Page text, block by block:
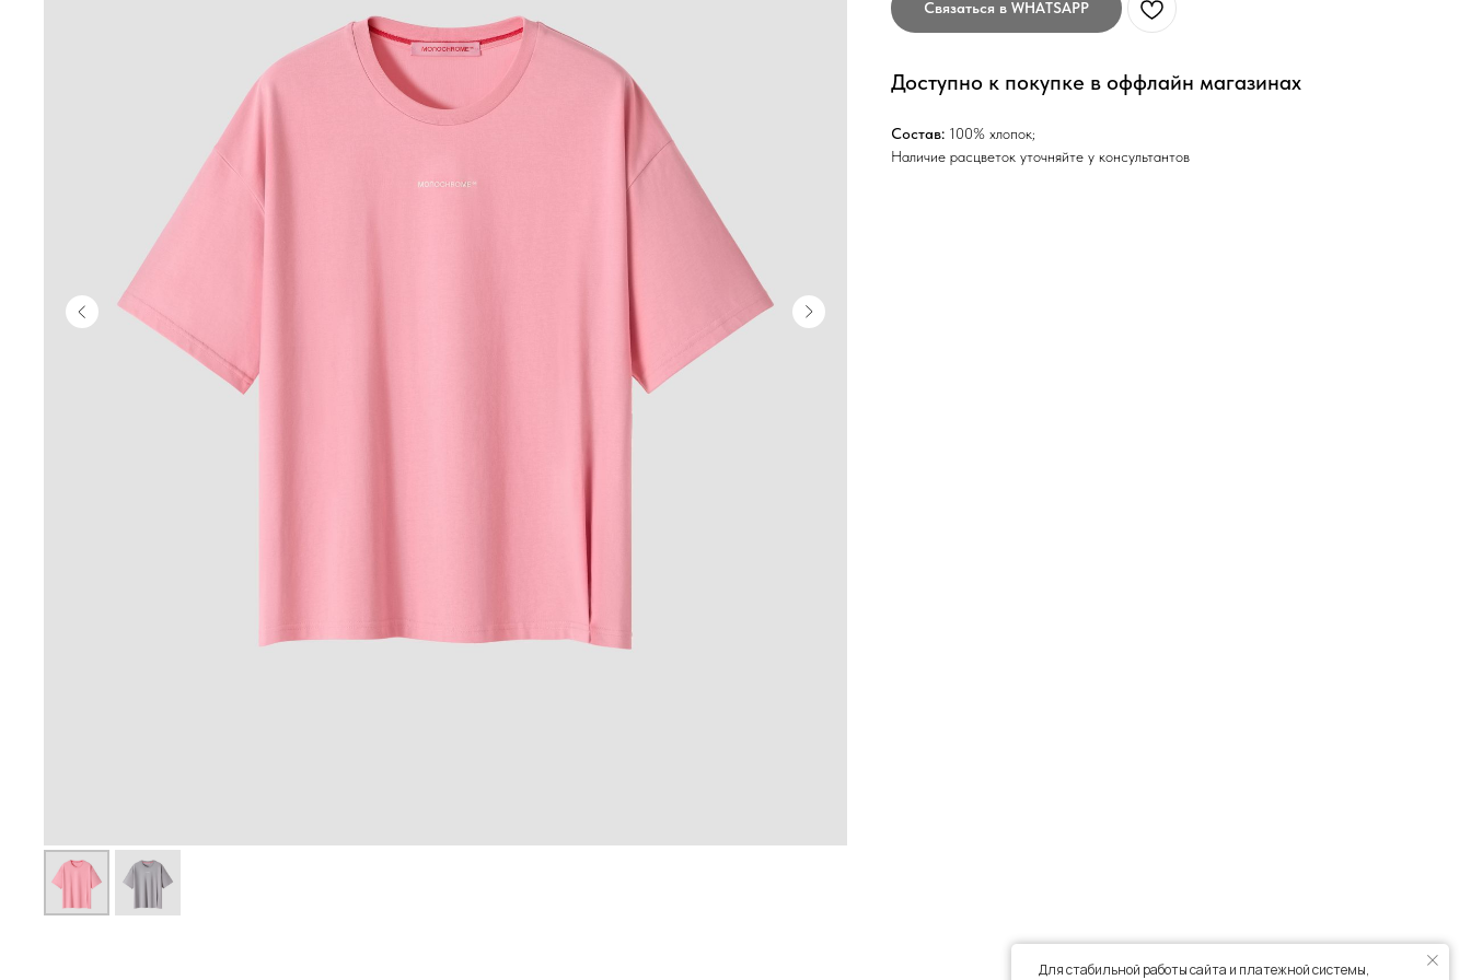
Для стабильной работы сайта и платежной системы,
Связаться в WHATSAPP
Доступно к покупке в оффлайн магазинах
Состав: 100% хлопок;
Наличие расцветок уточняйте у консультантов